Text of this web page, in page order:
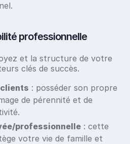
professionnelle
et la structure de votre
clés de succès.
: posséder son propre
de pérennité et de
professionnelle : cette
votre vie de famille et